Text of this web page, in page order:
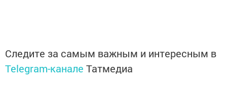
Следите за самым важным и интересным в
Telegram-канале Татмедиа